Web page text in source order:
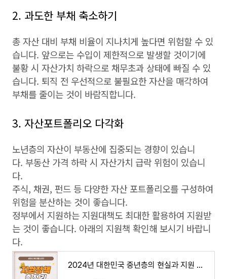
2. 과도한 부채 축소하기
총 자산 대비 부채 비율이 지나치게 높다면 위험할 수 있
습니다. 앞으로는 수입이 제한적으로 발생할 것이기에
불황 시 자산가치 하락으로 채무초과 상태에 빠질 수 있
습니다. 퇴직 전 우선적으로 불필요한 자산을 매각하여
부채를 줄이는 것이 바람직합니다.
3. 자산포트폴리오 다각화
노년층의 자산이 부동산에 집중되는 경향이 있습니
다. 부동산 가격 하락 시 자산가치 급락 위험이 있습니
다.
주식, 채권, 펀드 등 다양한 자산 포트폴리오를 구성하여
위험을 분산하는 것이 좋습니다.
정부에서 지원하는 지원대책도 최대한 활용하여 지원받
는 것이 좋습니다. 아래의 지원책 확인해 보시기 바랍니
다.
2024년 대한민국 중년층의 현실과 지원 정책 총정리